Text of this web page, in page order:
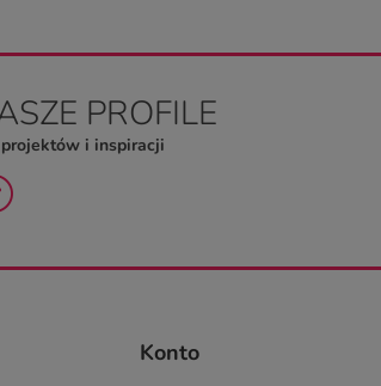
PROFILE
i inspiracji
Konto